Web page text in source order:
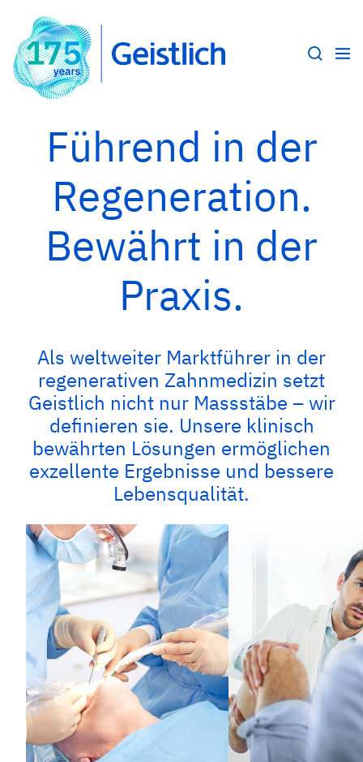
Führend in der
Regeneration.
Bewährt in der
Praxis.
Als weltweiter Marktführer in der
regenerativen Zahnmedizin setzt
Geistlich nicht nur Massstäbe – wir
definieren sie. Unsere klinisch
bewährten Lösungen ermöglichen
exzellente Ergebnisse und bessere
Lebensqualität.